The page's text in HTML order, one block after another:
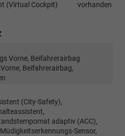
(Virtual Cockpit)
vorhanden
Vorne, Beifahrerairbag
Beifahrerairbag,
(City-Safety),
adaptiv (ACC),
Sensor,